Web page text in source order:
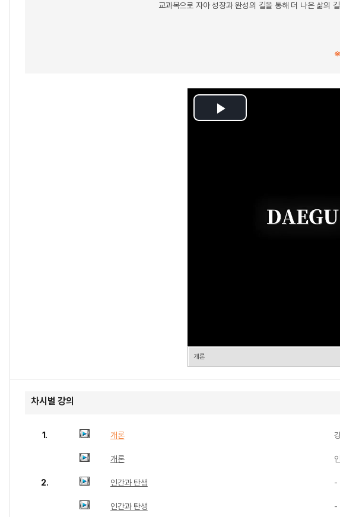
교과목으로 자아 성장과 완성의 길을 통해 더 나은 삶의
Play
개론
차시별 강의
1. 개론
개론
2. 인간과 탄생 -
인간과 탄생 -